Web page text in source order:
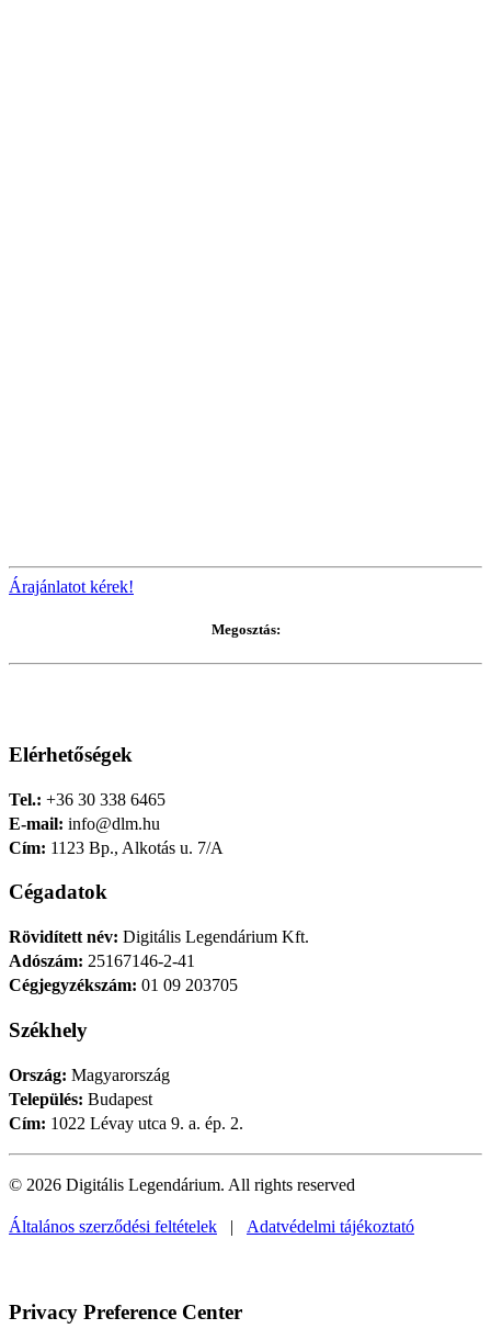
Árajánlatot kérek!
Megosztás:
Elérhetőségek
Tel.: +36 30 338 6465
E-mail: info@dlm.hu
Cím: 1123 Bp., Alkotás u. 7/A
Cégadatok
Rövidített név: Digitális Legendárium Kft.
Adószám: 25167146-2-41
Cégjegyzékszám: 01 09 203705
Székhely
Ország: Magyarország
Település: Budapest
Cím: 1022 Lévay utca 9. a. ép. 2.
© 2026 Digitális Legendárium. All rights reserved
Általános szerződési feltételek | Adatvédelmi tájékoztató
Privacy Preference Center